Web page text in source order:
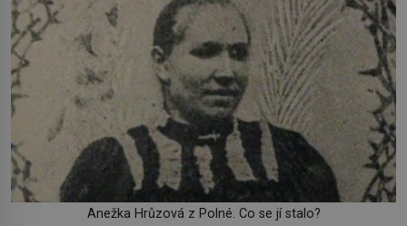
Anežka Hrůzová z Polné. Co se jí stalo?